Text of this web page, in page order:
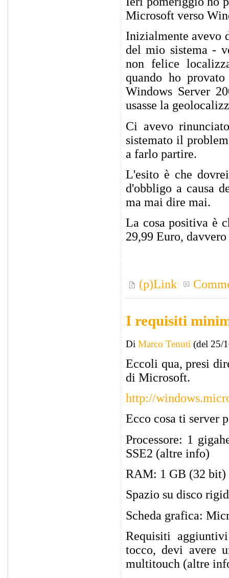
Microsoft verso
Inizialmente avevo
del mio sistema -
non felice
quando ho
Windows Server
usasse la
Ci avevo
sistemato il
a farlo partire.
L'esito è che
d'obbligo a causa
ma mai dire mai.
La cosa positiva è
29,99 Euro,
(p)Link
I requisiti
Di Marco Tenuti (del 25/
Eccoli qua, presi
di Microsoft.
http://
Ecco cosa ti server
Processore: 1
SSE2 (altre info)
RAM: 1 GB (32 bit)
Spazio su disco
Scheda grafica:
Requisiti
tocco, devi avere
multitouch (altre